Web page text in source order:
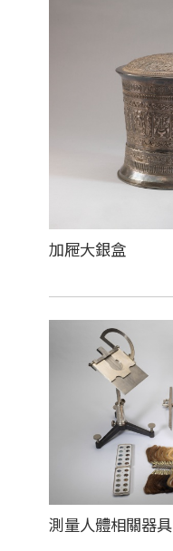
加屜大銀盒
測量人體相關器具